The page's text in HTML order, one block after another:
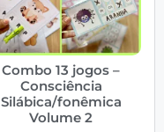
Combo 13 jogos –
Consciência
Silábica/fonêmica
Volume 2